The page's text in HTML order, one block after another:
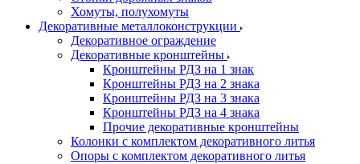
Хомуты, полухомуты
Декоративные металлоконструкции
Декоративное ограждение
Декоративные кронштейны
Кронштейны РДЗ на 1 знак
Кронштейны РДЗ на 2 знака
Кронштейны РДЗ на 3 знака
Кронштейны РДЗ на 4 знака
Прочие декоративные кронштейны
Колонки с комплектом декоративного литья
Опоры с комплектом декоративного литья